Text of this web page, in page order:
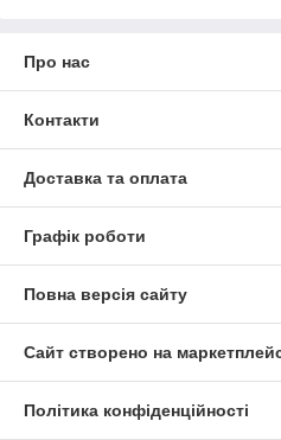
Про нас
Контакти
Доставка та оплата
Графік роботи
Повна версія сайту
Сайт створено на
Політика конфіденційності